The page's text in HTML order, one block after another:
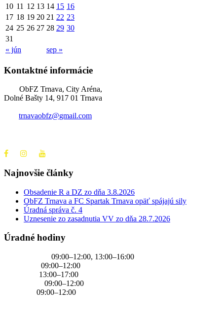
« jún sep »
10 11 12 13 14 15 16
17 18 19 20 21 22 23
24 25 26 27 28 29 30
31
Kontaktné informácie
ObFZ Trnava, City Aréna,
Dolné Bašty 14, 917 01 Trnava
trnavaobfz@gmail.com
Najnovšie články
Obsadenie R a DZ zo dňa 3.8.2026
ObFZ Trnava a FC Spartak Trnava opäť spájajú sily
Úradná správa č. 4
Uznesenie zo zasadnutia VV zo dňa 28.7.2026
Úradné hodiny
09:00–12:00, 13:00–16:00
09:00–12:00
13:00–17:00
09:00–12:00
09:00–12:00